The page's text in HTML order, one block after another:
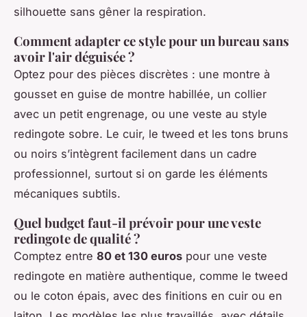
silhouette sans gêner la respiration.
Comment adapter ce style pour un bureau sans
avoir l'air déguisée ?
Optez pour des pièces discrètes : une montre à
gousset en guise de montre habillée, un collier
avec un petit engrenage, ou une veste au style
redingote sobre. Le cuir, le tweed et les tons bruns
ou noirs s’intègrent facilement dans un cadre
professionnel, surtout si on garde les éléments
mécaniques subtils.
Quel budget faut-il prévoir pour une veste
redingote de qualité ?
Comptez entre 80 et 130 euros pour une veste
redingote en matière authentique, comme le tweed
ou le coton épais, avec des finitions en cuir ou en